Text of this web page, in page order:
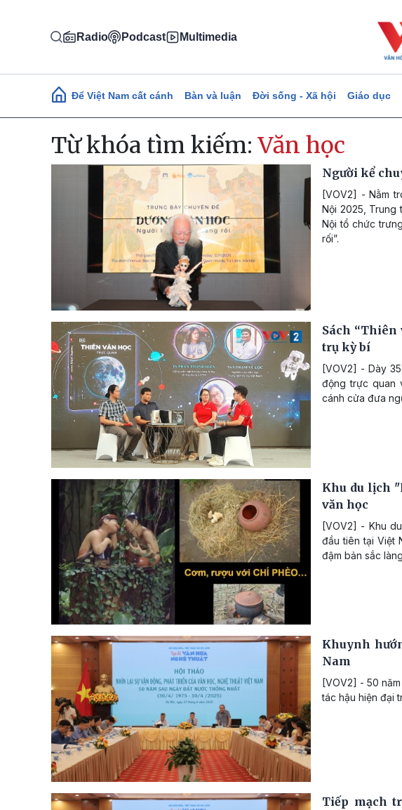
Radio Podcast Multimedia
Main navigation
Để Việt Nam cất cánh Bàn và luận Đời sống - Xã hội Giáo dục
Từ khóa tìm kiếm:Văn học
Người kể
[VOV2] - Nằm
Nội 2025, Trung
Nội tổ chức
rối”.
Sách “Thiên
trụ kỳ bí
[VOV2] - Dày
động trực quan
cánh cửa đưa
Khu du lịch
văn học
[VOV2] - Khu
đầu tiên tại Việt
đậm bản sắc
Khuynh
Nam
[VOV2] - 50
tác hậu hiện đại
Tiếp mạch